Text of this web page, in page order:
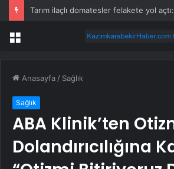
Menü
Anasayfa / Sağlık
Sağlık
ABA Klinik’ten
Dolandırıcılığına